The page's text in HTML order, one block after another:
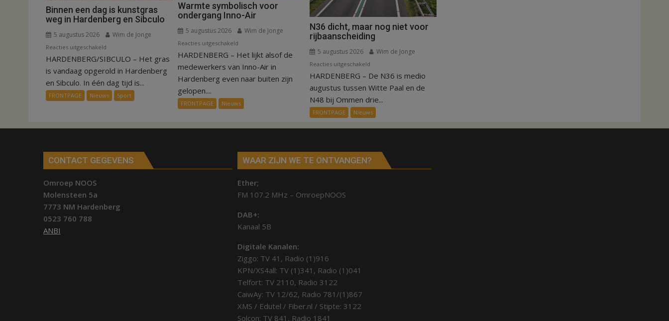
Binnen een dag is kunstgras
weg in Hardenberg en Sibculo
5 augustus 2026 Wim de Jonge
Reacties uitgeschakeld
Binnen
een
dag
is
kunstgras
Sibculo
HARDENBERG/SIBCULO – Het gras
is vandaag opgerold in Hardenberg
en Sibculo. In één dag tijd is...
FRONTPAGE Nieuws Sport
Warmte symbolisch voor
ondergang Inno-Air
5 augustus 2026 Wim de Jonge
Reacties uitgeschakeld
Warmte
symbolisch
Inno-
Air
HARDENBERG – Het lijkt alsof de
medewerkers van Inno-Air in
Hardenberg even naar buiten zijn
gelopen....
FRONTPAGE Nieuws
N36 dicht, maar nog niet voor
rijbaanscheiding
5 augustus 2026 Wim de Jonge
Reacties uitgeschakeld
N36
dicht,
maar
nog
niet
voor
HARDENBERG – De N36 is medio
augustus tussen Witte Paal en de
N48 bij Ommen drie...
FRONTPAGE Nieuws
CONTACT GEGEVENS
Omroep NOOS
Molensteen 5a
7773 NM Hardenberg
0523 760 788
ANBI
WAAR ZIJN WE TE ONTVANGEN?
Ether;
FM 107.2 MHz – OmroepNOOS
DAB+:
Kanaal 5B
Digitale Kanalen:
Ziggo: TV 41, Radio (1)916
KPN/XS4all: TV (1)341, Radio (1)041
Telfort: TV 2110, Radio 3122
CaiwAy: TV 12/62, Radio 781/(1)867
XMS / Edutel / Fiber.nl / Stipte: 3122
Solcon: TV 841, Radio 1841